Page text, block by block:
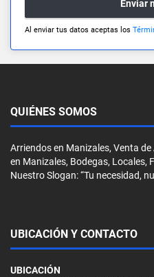
Enviar
Al enviar tus datos aceptas los
QUIÉNES SOMOS
Arriendos en Manizales, Venta
en Manizales, Bodegas, Locales,
Nuestro Slogan: “Tu necesidad,
UBICACIÓN Y CONTACTO
UBICACIÓN